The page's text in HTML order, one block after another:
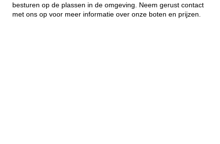
besturen op de plassen in de omgeving. Neem gerust contact
met ons op voor meer informatie over onze boten en prijzen.